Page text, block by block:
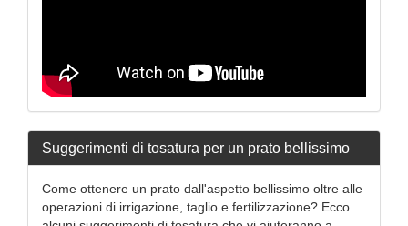
Suggerimenti di tosatura per un prato bellissimo
Come ottenere un prato dall'aspetto bellissimo oltre alle
operazioni di irrigazione, taglio e fertilizzazione? Ecco